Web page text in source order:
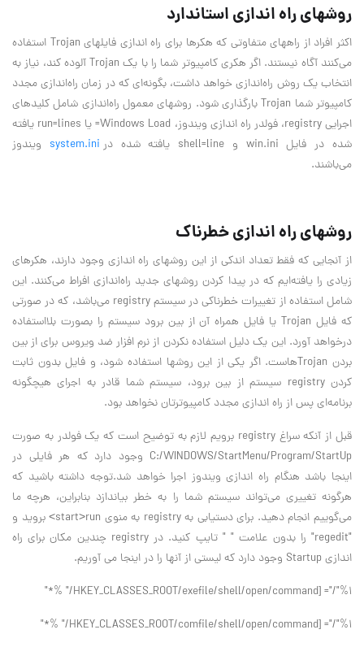
روشهاي راه اندازي استاندارد
اكثر افراد از راههاي متفاوتي كه هكرها براي راه اندازي فايلهاي Trojan استفاده
مي‌كنند آگاه نيستند. اگر هكري كامپيوتر شما را با يك Trojan آلوده كند، نياز به
انتخاب يك روش راه‌اندازي خواهد داشت، بگونه‌اي كه در زمان راه‌اندازي مجدد
كامپيوتر شما Trojan بارگذاري شود. روشهاي معمول راه‌اندازي شامل كليدهاي
اجرايي registry، فولدر راه اندازي ويندوز، Windows Load= يا run=lines يافته
شده در فايل win.ini و shell=line يافته شده در
ويندوز
مي‌باشند.
روشهاي راه اندازي خطرناك
از آنجايي كه فقط تعداد اندكي از اين روشهاي راه اندازي وجود دارند، هكرهاي
زيادي را يافته‌ايم كه در پيدا كردن روشهاي جديد راه‌اندازي افراط مي‌كنند. اين
شامل استفاده از تغييرات خطرناكي در سيستم registry مي‌باشد، كه در صورتي
كه فايل Trojan يا فايل همراه آن از بين برود سيستم را بصورت بلااستفاده
درخواهد آورد. اين يك دليل استفاده نكردن از نرم افزار ضد ويروس براي از بين
بردن Trojanهاست. اگر يكي از اين روشها استفاده شود، و فايل بدون ثابت
كردن registry سيستم از بين برود، سيستم شما قادر به اجراي هيچگونه
برنامه‌اي پس از راه اندازي مجدد كامپيوترتان نخواهد بود.
قبل از آنكه سراغ registry برويم لازم به توضيح است كه يك فولدر به صورت
C:/WINDOWS/StartMenu/Program/StartUp وجود دارد كه هر فايلي در
اينجا باشد هنگام راه اندازي ويندوز اجرا خواهد شد.توجه داشته باشيد كه
هرگونه تغييري مي‌تواند سيستم شما را به خطر بياندازد بنابراين، هرچه ما
مي‌گوييم انجام دهيد. براي دستيابي به registry به منوي start>run> برويد و
"regedit" را بدون علامت " " تايپ كنيد. در registry چندين مكان براي راه
اندازي Startup وجود دارد كه ليستي از آنها را در اينجا مي آوريم.
HKEY_CLASSES_ROOT/exefile/shell/open/command] ="/"%1/" %*"
HKEY_CLASSES_ROOT/comfile/shell/open/command] ="/"%1/" %*"